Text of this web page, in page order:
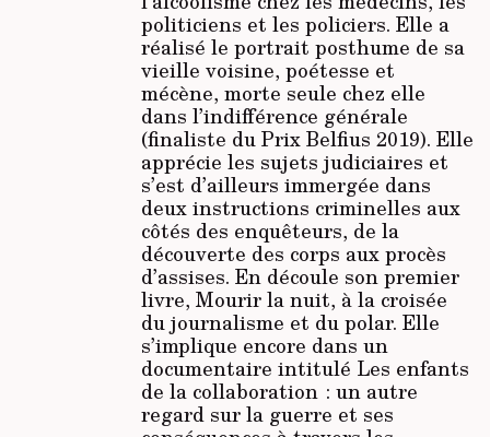
politiciens et les policiers. Elle a
réalisé le portrait posthume de sa
vieille voisine, poétesse et
mécène, morte seule chez elle
dans l’indifférence générale
(finaliste du Prix Belfius 2019). Elle
apprécie les sujets judiciaires et
s’est d’ailleurs immergée dans
deux instructions criminelles aux
côtés des enquêteurs, de la
découverte des corps aux procès
d’assises. En découle son premier
livre, Mourir la nuit, à la croisée
du journalisme et du polar. Elle
s’implique encore dans un
documentaire intitulé Les enfants
de la collaboration: un autre
regard sur la guerre et ses